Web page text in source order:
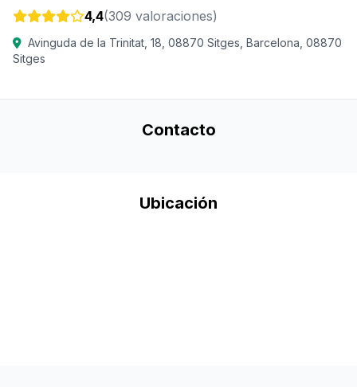
4,4(309 valoraciones)
Avinguda de la Trinitat, 18, 08870 Sitges, Barcelona, 08870
Sitges
Contacto
Ubicación